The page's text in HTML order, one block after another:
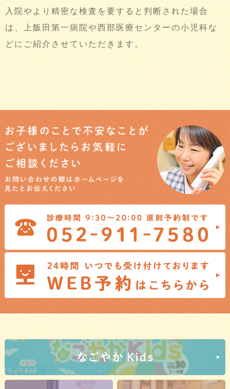
入院やより精密な検査を要すると判断された場合
は、上飯田第一病院や西部医療センターの小児科な
どにご紹介させていただきます。